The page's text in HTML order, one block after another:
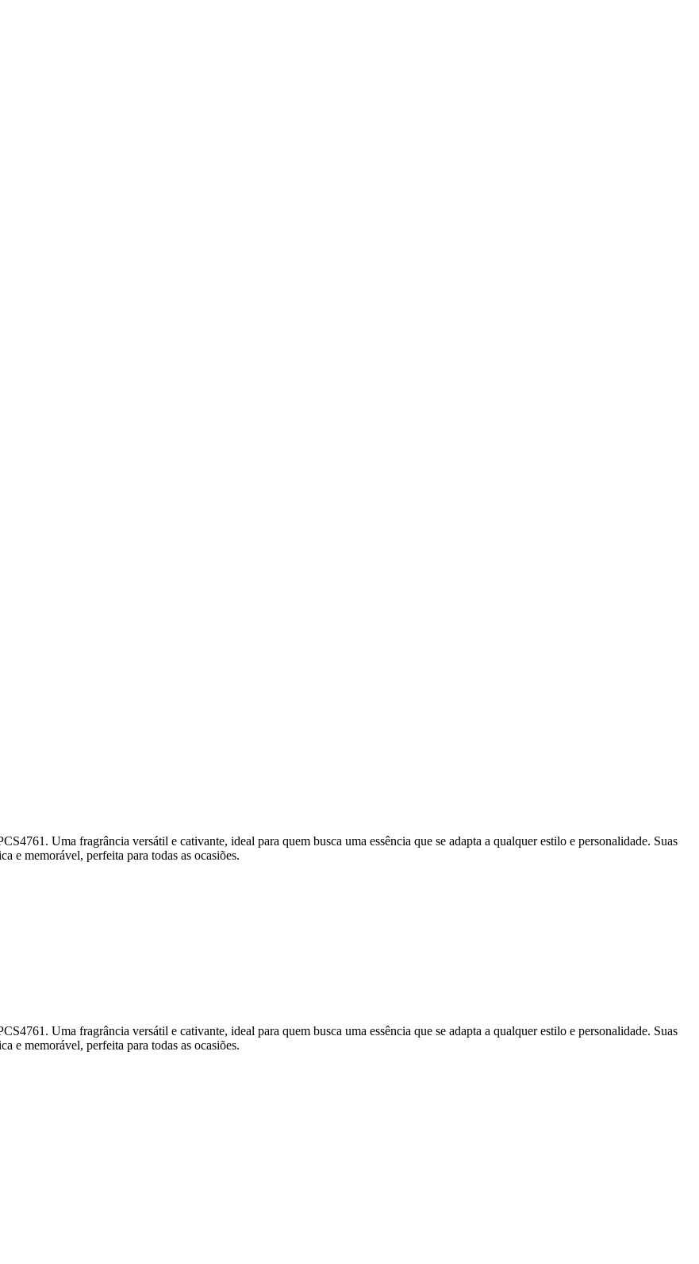
Uma fragrância versátil e cativante, ideal para quem busca uma essência que se adapta a qualquer estilo e personalidade. Suas
e memorável, perfeita para todas as ocasiões.
Uma fragrância versátil e cativante, ideal para quem busca uma essência que se adapta a qualquer estilo e personalidade. Suas
e memorável, perfeita para todas as ocasiões.